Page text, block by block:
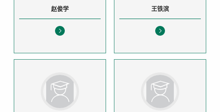
赵俊学 王铁滨